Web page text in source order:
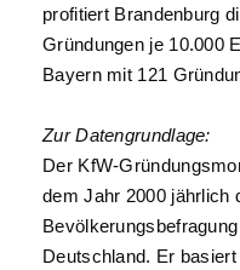
profitiert Brandenburg
Gründungen je 10.000
Bayern mit 121
Zur Datengrundlage:
Der KfW-
dem Jahr 2000 jährlich
Deutschland. Er